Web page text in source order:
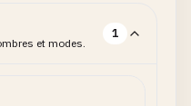
et modes.
1